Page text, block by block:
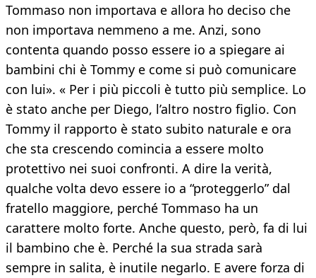
Tommaso non importava e allora ho deciso che
non importava nemmeno a me. Anzi, sono
contenta quando posso essere io a spiegare ai
bambini chi è Tommy e come si può comunicare
con lui». « Per i più piccoli è tutto più semplice. Lo
è stato anche per Diego, l’altro nostro figlio. Con
Tommy il rapporto è stato subito naturale e ora
che sta crescendo comincia a essere molto
protettivo nei suoi confronti. A dire la verità,
qualche volta devo essere io a “proteggerlo” dal
fratello maggiore, perché Tommaso ha un
carattere molto forte. Anche questo, però, fa di lui
il bambino che è. Perché la sua strada sarà
sempre in salita, è inutile negarlo. E avere forza di